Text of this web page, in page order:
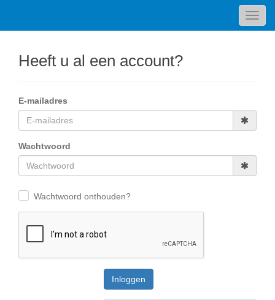
Heeft u al een account?
E-mailadres
Wachtwoord
Wachtwoord onthouden?